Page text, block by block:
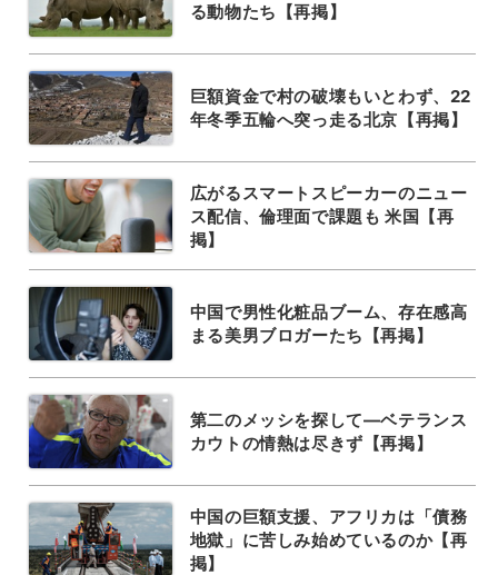
る動物たち【再掲】
巨額資金で村の破壊もいとわず、22
年冬季五輪へ突っ走る北京【再掲】
広がるスマートスピーカーのニュー
ス配信、倫理面で課題も 米国【再
掲】
中国で男性化粧品ブーム、存在感高
まる美男ブロガーたち【再掲】
第二のメッシを探して―ベテランス
カウトの情熱は尽きず【再掲】
中国の巨額支援、アフリカは「債務
地獄」に苦しみ始めているのか【再
掲】